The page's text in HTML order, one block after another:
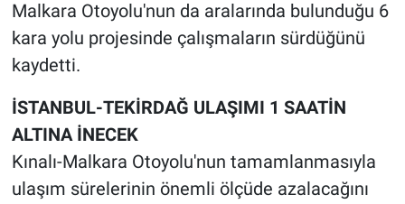
Malkara Otoyolu'nun da aralarında bulunduğu 6
kara yolu projesinde çalışmaların sürdüğünü
kaydetti.
İSTANBUL-TEKİRDAĞ ULAŞIMI 1 SAATİN
ALTINA İNECEK
Kınalı-Malkara Otoyolu'nun tamamlanmasıyla
ulaşım sürelerinin önemli ölçüde azalacağını